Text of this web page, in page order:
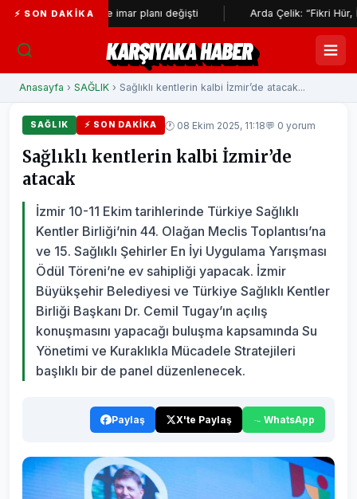
⚡ SON DAKIKA
çevresinde imar planı değişti Arda Çelik: “Fikri Hür, İrfanı Hür,
KARŞIYAKA HABER
Anasayfa › SAĞLIK › Sağlıklı kentlerin kalbi İzmir’de atacak...
SAĞLIK ⚡ SON DAKIKA 🕐 08 Ekim 2025, 11:18💬 0 yorum
Sağlıklı kentlerin kalbi İzmir’de
atacak
İzmir 10-11 Ekim tarihlerinde Türkiye Sağlıklı
Kentler Birliği’nin 44. Olağan Meclis Toplantısı’na
ve 15. Sağlıklı Şehirler En İyi Uygulama Yarışması
Ödül Töreni’ne ev sahipliği yapacak. İzmir
Büyükşehir Belediyesi ve Türkiye Sağlıklı Kentler
Birliği Başkanı Dr. Cemil Tugay’ın açılış
konuşmasını yapacağı buluşma kapsamında Su
Yönetimi ve Kuraklıkla Mücadele Stratejileri
başlıklı bir de panel düzenlenecek.
Paylaş X'te Paylaş WhatsApp